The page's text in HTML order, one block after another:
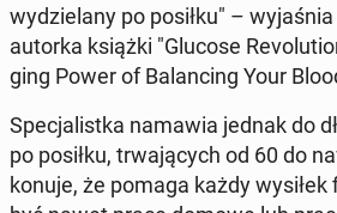
wy­dzie­la­ny po posiłku" –
autorka książki "Glucose
ging Power of Ba­lan­cing Your
Spe­cja­list­ka namawia jednak do
po posiłku, trwa­ją­cych od 60 do
ko­nu­je, że pomaga każdy